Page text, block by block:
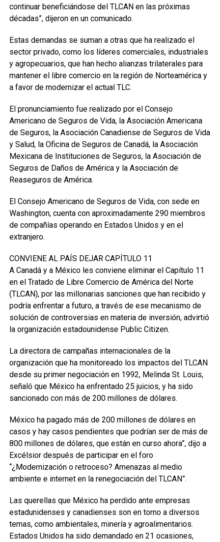
continuar beneficiándose del TLCAN en las próximas
décadas”, dijeron en un comunicado.
Estas demandas se suman a otras que ha realizado el
sector privado, como los líderes comerciales, industriales
y agropecuarios, que han hecho alianzas trilaterales para
mantener el libre comercio en la región de Norteamérica y
a favor de modernizar el actual TLC.
El pronunciamiento fue realizado por el Consejo
Americano de Seguros de Vida, la Asociación Americana
de Seguros, la Asociación Canadiense de Seguros de Vida
y Salud, la Oficina de Seguros de Canadá, la Asociación
Mexicana de Instituciones de Seguros, la Asociación de
Seguros de Daños de América y la Asociación de
Reaseguros de América.
El Consejo Americano de Seguros de Vida, con sede en
Washington, cuenta con aproximadamente 290 miembros
de compañías operando en Estados Unidos y en el
extranjero.
CONVIENE AL PAÍS DEJAR CAPÍTULO 11
A Canadá y a México les conviene eliminar el Capítulo 11
en el Tratado de Libre Comercio de América del Norte
(TLCAN), por las millonarias sanciones que han recibido y
podría enfrentar a futuro, a través de ese mecanismo de
solución de controversias en materia de inversión, advirtió
la organización estadounidense Public Citizen.
La directora de campañas internacionales de la
organización que ha monitoreado los impactos del TLCAN
desde su primer negociación en 1992, Melinda St. Louis,
señaló que México ha enfrentado 25 juicios, y ha sido
sancionado con más de 200 millones de dólares.
México ha pagado más de 200 millones de dólares en
casos y hay casos pendientes que podrían ser de más de
800 millones de dólares, que están en curso ahora”, dijo a
Excélsior después de participar en el foro
“¿Modernización o retroceso? Amenazas al medio
ambiente e internet en la renegociación del TLCAN”.
Las querellas que México ha perdido ante empresas
estadunidenses y canadienses son en torno a diversos
temas, como ambientales, minería y agroalimentarios.
Estados Unidos ha sido demandado en 21 ocasiones,